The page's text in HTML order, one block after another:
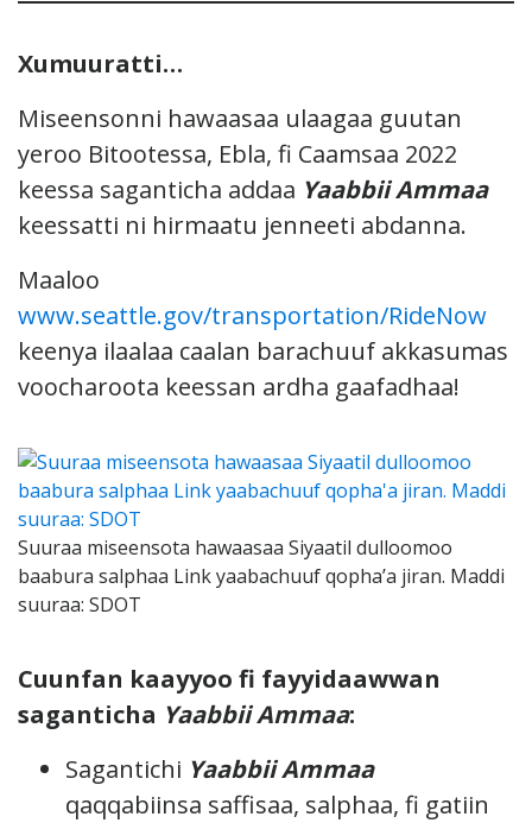
Xumuuratti…
Miseensonni hawaasaa ulaagaa guutan
yeroo Bitootessa, Ebla, fi Caamsaa 2022
keessa saganticha addaa Yaabbii Ammaa
keessatti ni hirmaatu jenneeti abdanna.
Maaloo
www.seattle.gov/transportation/RideNow
keenya ilaalaa caalan barachuuf akkasumas
voocharoota keessan ardha gaafadhaa!
Suuraa miseensota hawaasaa Siyaatil dulloomoo
baabura salphaa Link yaabachuuf qopha’a jiran. Maddi
suuraa: SDOT
Cuunfan kaayyoo fi fayyidaawwan
saganticha Yaabbii Ammaa:
Sagantichi Yaabbii Ammaa
qaqqabiinsa saffisaa, salphaa, fi gatiin